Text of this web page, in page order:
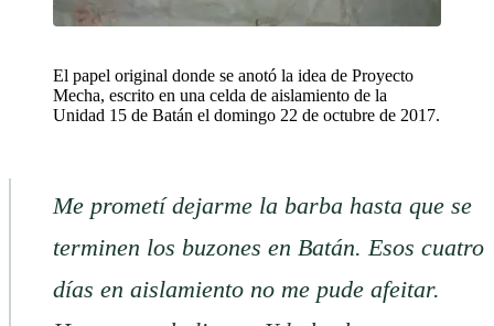
El papel original donde se anotó la idea de Proyecto
Mecha, escrito en una celda de aislamiento de la
Unidad 15 de Batán el domingo 22 de octubre de 2017.
Me prometí dejarme la barba hasta que se
terminen los buzones en Batán. Esos cuatro
días en aislamiento no me pude afeitar.